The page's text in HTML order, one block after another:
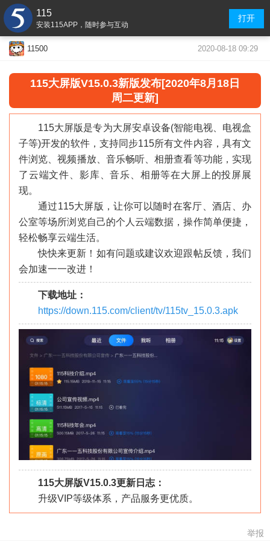
115
安装115APP，随时参与互动
打开
11500 2020-08-18 09:29
115大屏版V15.0.3新版发布[2020年8月18日
周二更新]
115大屏版是专为大屏安卓设备(智能电视、电视盒
子等)开发的软件，支持同步115所有文件内容，具有文
件浏览、视频播放、音乐畅听、相册查看等功能，实现
了云端文件、影库、音乐、相册等在大屏上的投屏展
现。
通过115大屏版，让你可以随时在客厅、酒店、办
公室等场所浏览自己的个人云端数据，操作简单便捷，
轻松畅享云端生活。
快快来更新！如有问题或建议欢迎跟帖反馈，我们
会加速一一改进！
下载地址：
https://down.115.com/client/tv/115tv_15.0.3.apk
115大屏版V15.0.3更新日志：
升级VIP等级体系，产品服务更优质。
举报